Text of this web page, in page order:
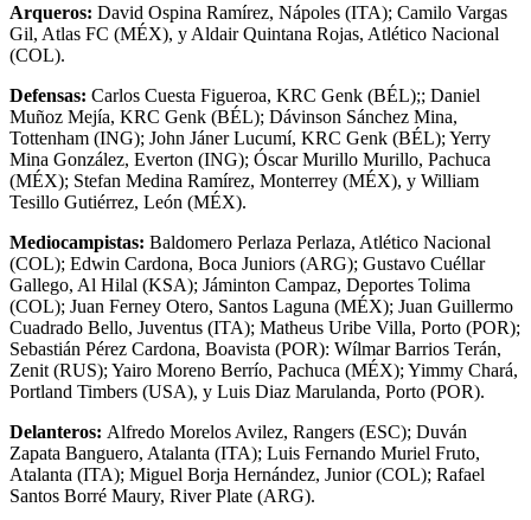
Arqueros: David Ospina Ramírez, Nápoles (ITA); Camilo Vargas
Gil, Atlas FC (MÉX), y Aldair Quintana Rojas, Atlético Nacional
(COL).
Defensas: Carlos Cuesta Figueroa, KRC Genk (BÉL);; Daniel
Muñoz Mejía, KRC Genk (BÉL); Dávinson Sánchez Mina,
Tottenham (ING); John Jáner Lucumí, KRC Genk (BÉL); Yerry
Mina González, Everton (ING); Óscar Murillo Murillo, Pachuca
(MÉX); Stefan Medina Ramírez, Monterrey (MÉX), y William
Tesillo Gutiérrez, León (MÉX).
Mediocampistas: Baldomero Perlaza Perlaza, Atlético Nacional
(COL); Edwin Cardona, Boca Juniors (ARG); Gustavo Cuéllar
Gallego, Al Hilal (KSA); Jáminton Campaz, Deportes Tolima
(COL); Juan Ferney Otero, Santos Laguna (MÉX); Juan Guillermo
Cuadrado Bello, Juventus (ITA); Matheus Uribe Villa, Porto (POR);
Sebastián Pérez Cardona, Boavista (POR): Wílmar Barrios Terán,
Zenit (RUS); Yairo Moreno Berrío, Pachuca (MÉX); Yimmy Chará,
Portland Timbers (USA), y Luis Diaz Marulanda, Porto (POR).
Delanteros: Alfredo Morelos Avilez, Rangers (ESC); Duván
Zapata Banguero, Atalanta (ITA); Luis Fernando Muriel Fruto,
Atalanta (ITA); Miguel Borja Hernández, Junior (COL); Rafael
Santos Borré Maury, River Plate (ARG).